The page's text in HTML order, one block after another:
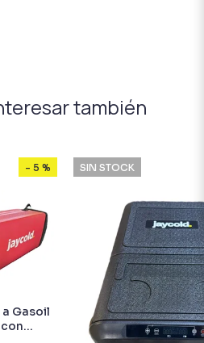
también
- 5 %
Gasoil
SIN STOCK